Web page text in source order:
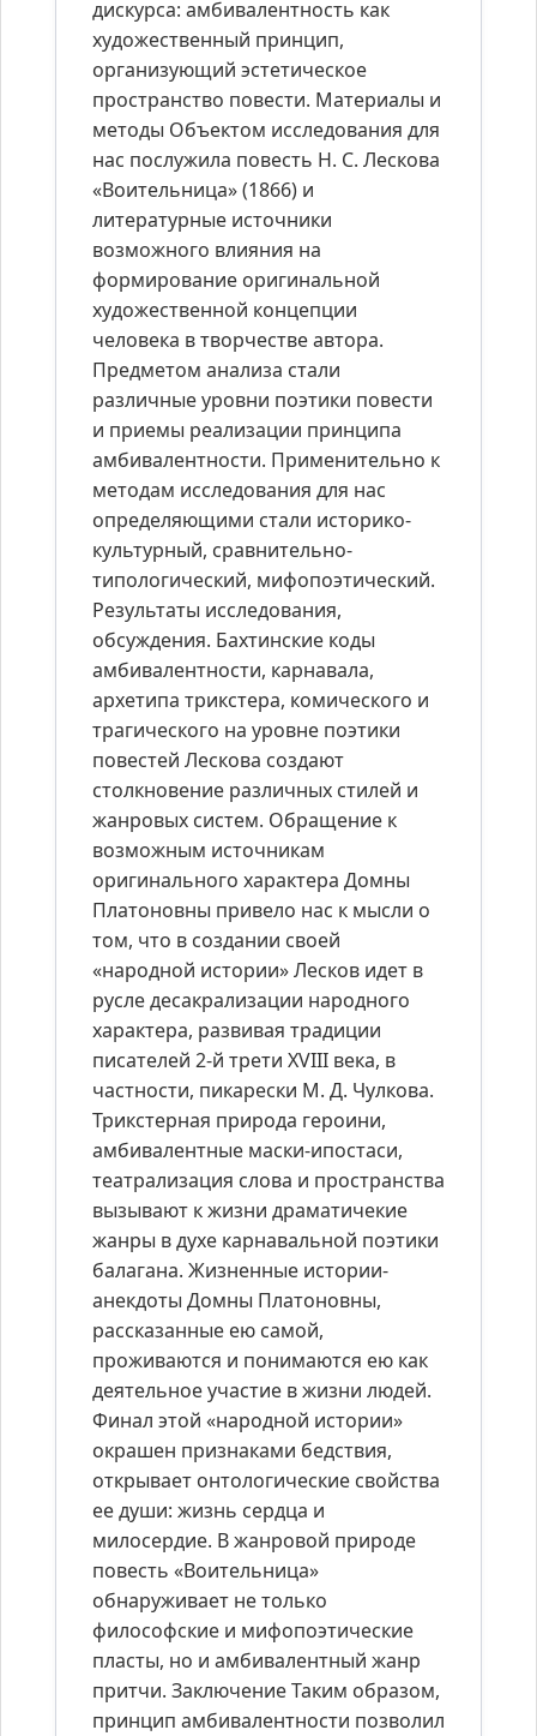
дискурса: амбивалентность как
художественный принцип,
организующий эстетическое
пространство повести. Материалы и
методы Объектом исследования для
нас послужила повесть Н. С. Лескова
«Воительница» (1866) и
литературные источники
возможного влияния на
формирование оригинальной
художественной концепции
человека в творчестве автора.
Предметом анализа стали
различные уровни поэтики повести
и приемы реализации принципа
амбивалентности. Применительно к
методам исследования для нас
определяющими стали историко-
культурный, сравнительно-
типологический, мифопоэтический.
Результаты исследования,
обсуждения. Бахтинские коды
амбивалентности, карнавала,
архетипа трикстера, комического и
трагического на уровне поэтики
повестей Лескова создают
столкновение различных стилей и
жанровых систем. Обращение к
возможным источникам
оригинального характера Домны
Платоновны привело нас к мысли о
том, что в создании своей
«народной истории» Лесков идет в
русле десакрализации народного
характера, развивая традиции
писателей 2-й трети XVIII века, в
частности, пикарески М. Д. Чулкова.
Трикстерная природа героини,
амбивалентные маски-ипостаси,
театрализация слова и пространства
вызывают к жизни драматичекие
жанры в духе карнавальной поэтики
балагана. Жизненные истории-
анекдоты Домны Платоновны,
рассказанные ею самой,
проживаются и понимаются ею как
деятельное участие в жизни людей.
Финал этой «народной истории»
окрашен признаками бедствия,
открывает онтологические свойства
ее души: жизнь сердца и
милосердие. В жанровой природе
повесть «Воительница»
обнаруживает не только
философские и мифопоэтические
пласты, но и амбивалентный жанр
притчи. Заключение Таким образом,
принцип амбивалентности позволил